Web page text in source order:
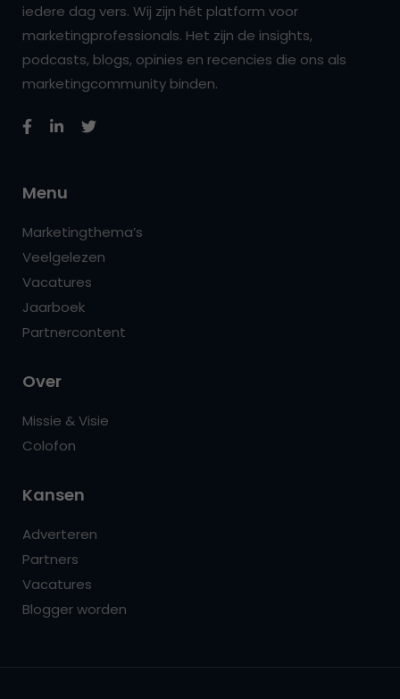
iedere dag vers. Wij zijn hét platform voor
marketingprofessionals. Het zijn de insights,
podcasts, blogs, opinies en recencies die ons als
marketingcommunity binden.
Menu
Marketingthema’s
Veelgelezen
Vacatures
Jaarboek
Partnercontent
Over
Missie & Visie
Colofon
Kansen
Adverteren
Partners
Vacatures
Blogger worden